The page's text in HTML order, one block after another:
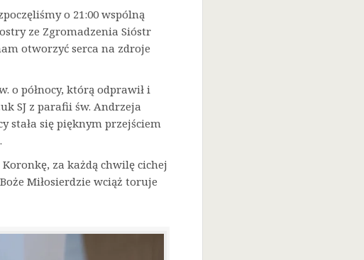
o 21:00 wspólną
ze Zgromadzenia Sióstr
otworzyć serca na zdroje
o północy, którą odprawił i
SJ z parafii św. Andrzeja
stała się pięknym przejściem
za każdą chwilę cichej
Miłosierdzie wciąż toruje